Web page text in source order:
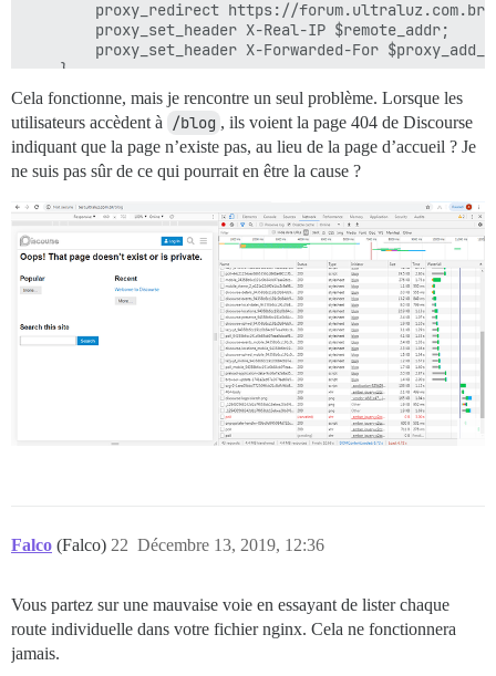
proxy_redirect https://
        proxy_set_header X-Real-IP $remote_addr;
proxy_set_header X-Forwarded-For
    }
        location /svg-sprite {
        proxy_set_header Host forum.ultraluz.com.br;
proxy_pass https://forum.ultraluz.com.br/
proxy_redirect https://
proxy_set_header X-Forwarded-For
    }
        location /404-body {
        proxy_set_header Host forum.ultraluz.com.br;
proxy_pass https://forum.ultraluz.com.br/
proxy_redirect https://
        proxy_set_header X-Real-IP $remote_addr;
proxy_set_header X-Forwarded-For
        location /message-bus {
        proxy_set_header Host forum.ultraluz.com.br;
    }
        proxy_set_header Host forum.ultraluz.com.br;
proxy_pass https://forum.ultraluz.com.br/
proxy_redirect https://
Cela fonctionne, mais je rencontre un seul problème. Lorsque les
utilisateurs accèdent à
/blog , ils voient la page 404 de Discourse
indiquant que la page n’existe pas, au lieu de la page d’accueil ? Je
ne suis pas sûr de ce qui pourrait en être la cause ?
Falco (Falco) Décembre 13, 2019, 12:36
22
Vous partez sur une mauvaise voie en essayant de lister chaque
route individuelle dans votre fichier nginx. Cela ne fonctionnera
jamais.